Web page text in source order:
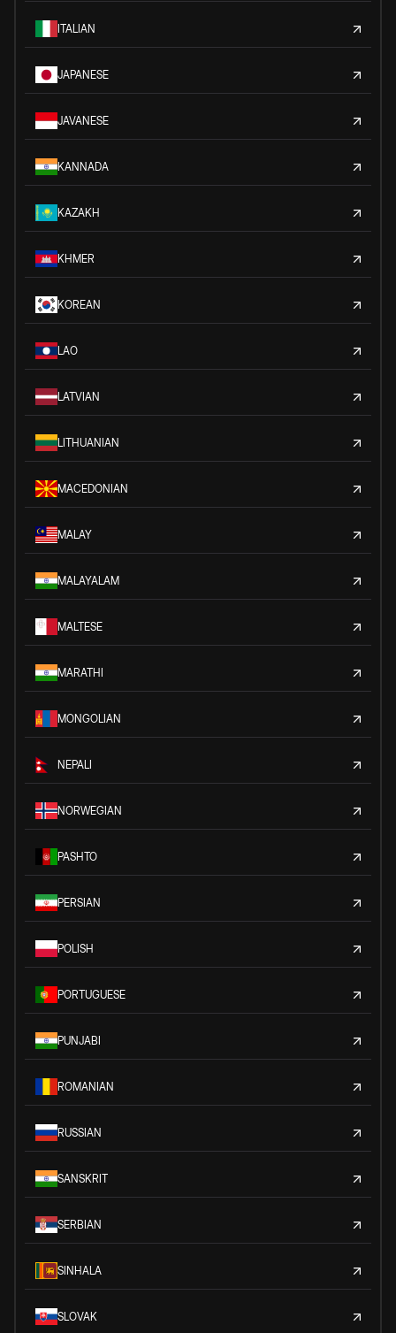
ITALIAN
JAPANESE
JAVANESE
KANNADA
KAZAKH
KHMER
KOREAN
LAO
LATVIAN
LITHUANIAN
MACEDONIAN
MALAY
MALAYALAM
MALTESE
MARATHI
MONGOLIAN
NEPALI
NORWEGIAN
PASHTO
PERSIAN
POLISH
PORTUGUESE
PUNJABI
ROMANIAN
RUSSIAN
SANSKRIT
SERBIAN
SINHALA
SLOVAK